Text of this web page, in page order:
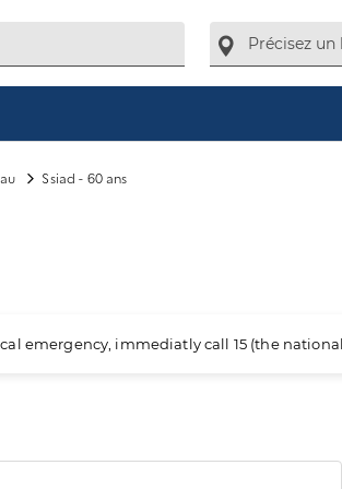
Ssiad - 60 ans
emergency, immediatly call 15 (the